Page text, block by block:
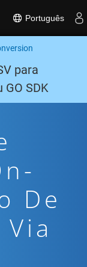
Português
para
GO SDK
De
Via